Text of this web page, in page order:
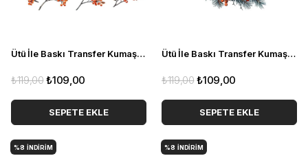
Ütü İle Baskı Transfer Kumaş Ve Ahşap Rubon 30 x 30 cm Çiçek Desenli RB 420
₺109,00
₺119,00
SEPETE EKLE
Ütü İle Baskı Transfer Kumaş Ve Ahşap Rubon 30 x 30 cm Çiçek Desenli RB 419
₺109,00
₺119,00
SEPETE EKLE
%8 İNDIRIM %8 İNDIRIM